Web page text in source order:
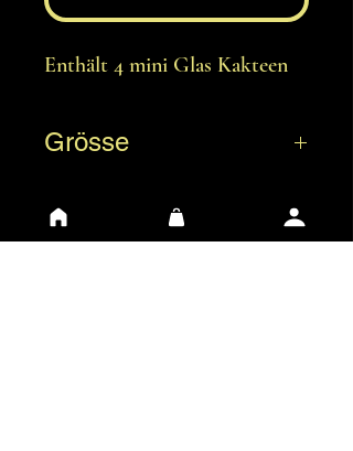
Enthält 4 mini Glas Kakteen
Grösse